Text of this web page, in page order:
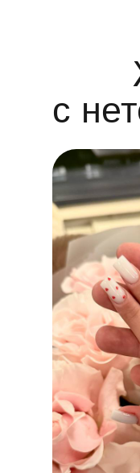
с